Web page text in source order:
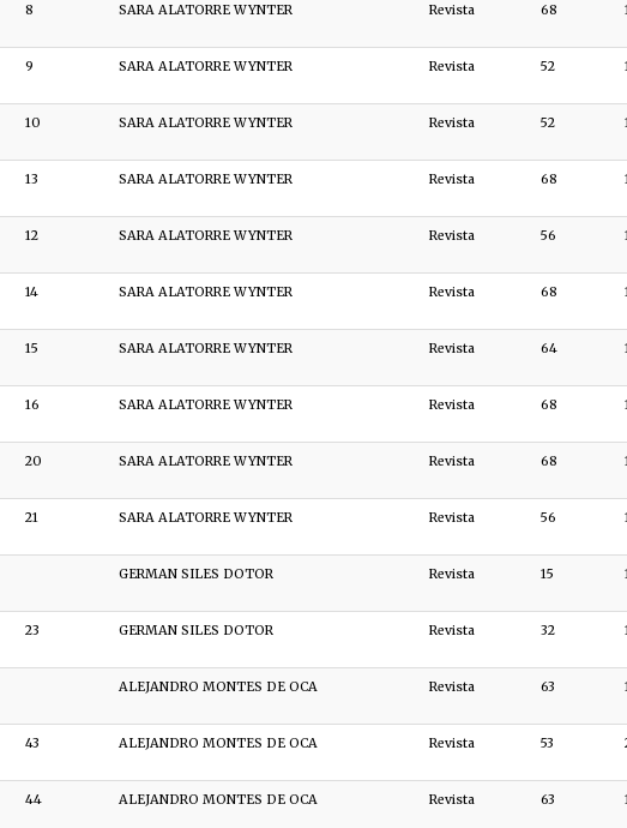
8 SARA ALATORRE WYNTER Revista 68
9 SARA ALATORRE WYNTER Revista 52
10 SARA ALATORRE WYNTER Revista 52
13 SARA ALATORRE WYNTER Revista 68
12 SARA ALATORRE WYNTER Revista 56
14 SARA ALATORRE WYNTER Revista 68
15 SARA ALATORRE WYNTER Revista 64
16 SARA ALATORRE WYNTER Revista 68
20 SARA ALATORRE WYNTER Revista 68
21 SARA ALATORRE WYNTER Revista 56
GERMAN SILES DOTOR Revista 15
23 GERMAN SILES DOTOR Revista 32
ALEJANDRO MONTES DE OCA Revista 63
43 ALEJANDRO MONTES DE OCA Revista 53
44 ALEJANDRO MONTES DE OCA Revista 63